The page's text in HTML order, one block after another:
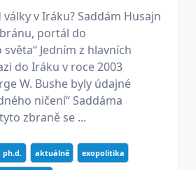
v Iráku? Saddám Husajn
portál do
Jedním z hlavních
do Iráku v roce 2003
W. Bushe byly údajné
ničení“ Saddáma
zbraně se ...
ph.d. aktuálně exopolitika